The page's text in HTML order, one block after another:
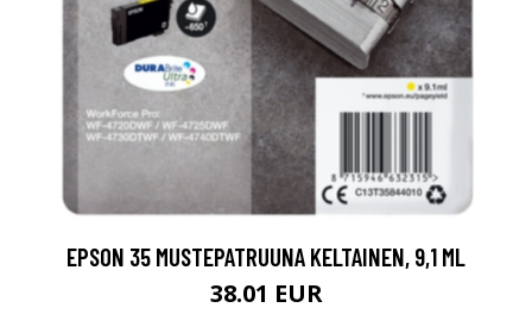
EPSON 35 MUSTEPATRUUNA KELTAINEN, 9,1 ML
38.01 EUR